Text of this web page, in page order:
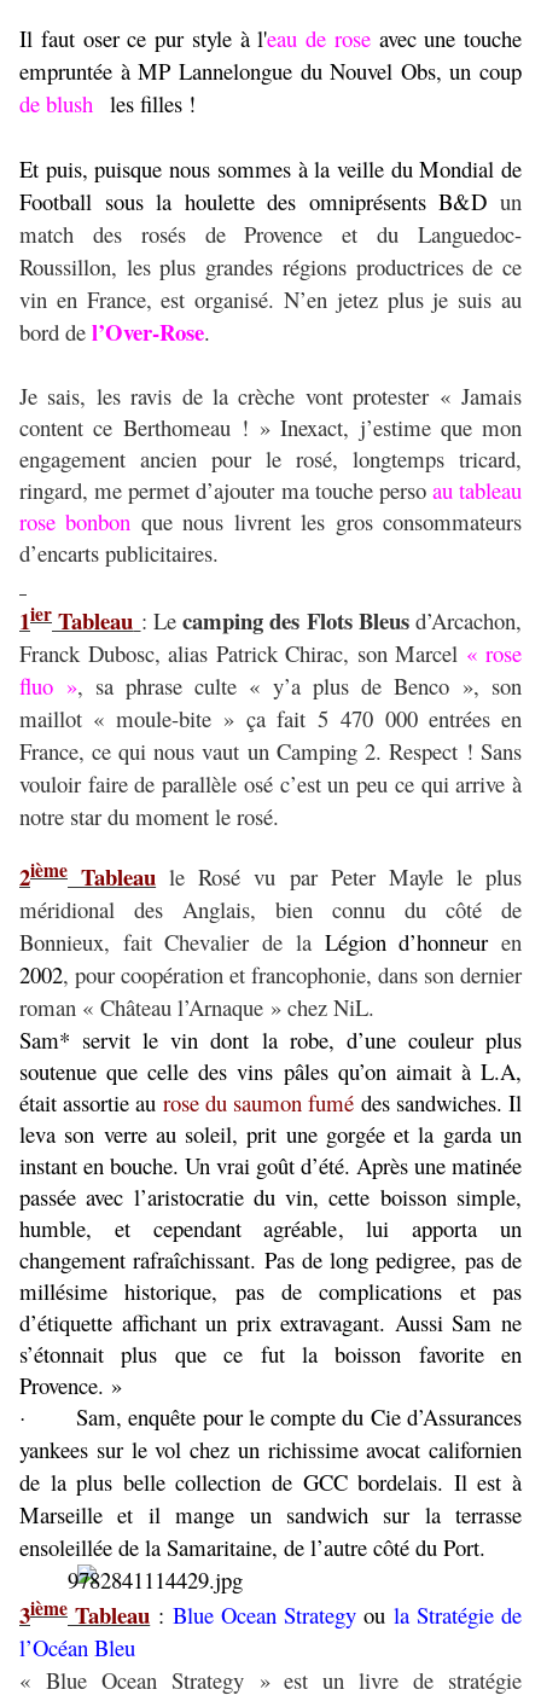
Il faut oser ce pur style à l'eau de roseavec une touche
empruntée à MP Lannelongue du Nouvel Obs, un coup
de blush les filles !
Et puis, puisque nous sommes à la veille du Mondial de
Football sous la houlette des omniprésents B&D un
match des rosés de Provence et du Languedoc-
Roussillon, les plus grandes régions productrices de ce
vin en France, est organisé. N’en jetez plus je suis au
bord de l’Over-Rose.
Je sais, les ravis de la crèche vont protester « Jamais
content ce Berthomeau ! » Inexact, j’estime que mon
engagement ancien pour le rosé, longtemps tricard,
ringard, me permet d’ajouter ma touche perso au tableau
rose bonbon que nous livrent les gros consommateurs
d’encarts publicitaires.
1ier Tableau : Le camping des Flots Bleusd’Arcachon,
Franck Dubosc, alias Patrick Chirac, son Marcel « rose
fluo », sa phrase culte « y’a plus de Benco », son
maillot « moule-bite » ça fait 5 470 000 entrées en
France, ce qui nous vaut un Camping 2. Respect ! Sans
vouloir faire de parallèle osé c’est un peu ce qui arrive à
notre star du moment le rosé.
2ième Tableau le Rosé vu par Peter Mayle le plus
méridional des Anglais, bien connu du côté de
Bonnieux, fait Chevalier de la Légion d’honneur en
2002, pour coopération et francophonie, dans son dernier
roman « Château l’Arnaque » chez NiL.
Sam* servit le vin dont la robe, d’une couleur plus
soutenue que celle des vins pâles qu’on aimait à L.A,
était assortie au rose du saumon fumé des sandwiches. Il
leva son verre au soleil, prit une gorgée et la garda un
instant en bouche. Un vrai goût d’été. Après une matinée
passée avec l’aristocratie du vin, cette boisson simple,
humble, et cependant agréable, lui apporta un
changement rafraîchissant. Pas de long pedigree, pas de
millésime historique, pas de complications et pas
d’étiquette affichant un prix extravagant. Aussi Sam ne
s’étonnait plus que ce fut la boisson favorite en
Provence. »
·
Sam, enquête pour le compte du Cie d’Assurances
yankees sur le vol chez un richissime avocat californien
de la plus belle collection de GCC bordelais. Il est à
Marseille et il mange un sandwich sur la terrasse
ensoleillée de la Samaritaine, de l’autre côté du Port.
3ième Tableau : Blue Ocean Strategy ou la Stratégie de
l’Océan Bleu
« Blue Ocean Strategy » est un livre de stratégie